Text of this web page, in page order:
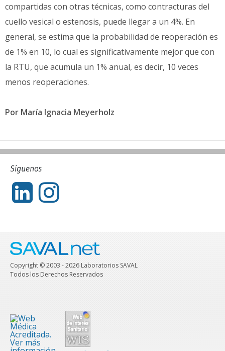
compartidas con otras técnicas, como contracturas del
cuello vesical o estenosis, puede llegar a un 4%. En
general, se estima que la probabilidad de reoperación es
de 1% en 10, lo cual es significativamente mejor que con
la RTU, que acumula un 1% anual, es decir, 10 veces
menos reoperaciones.
Por María Ignacia Meyerholz
Síguenos
Copyright © 2003 - 2026 Laboratorios SAVAL
Todos los Derechos Reservados